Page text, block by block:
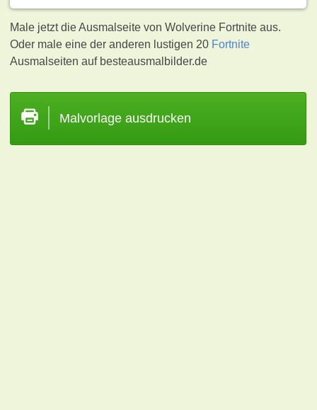
Male jetzt die Ausmalseite von Wolverine Fortnite aus.
Oder male eine der anderen lustigen 20 Fortnite
Ausmalseiten auf besteausmalbilder.de
Malvorlage ausdrucken